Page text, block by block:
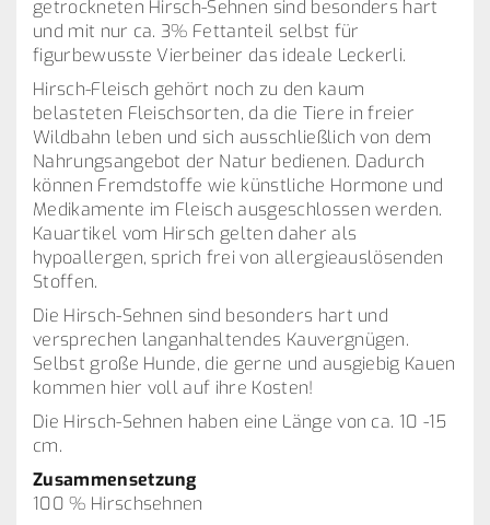
getrockneten Hirsch-Sehnen sind besonders hart
und mit nur ca. 3% Fettanteil selbst für
figurbewusste Vierbeiner das ideale Leckerli.
Hirsch-Fleisch gehört noch zu den kaum
belasteten Fleischsorten, da die Tiere in freier
Wildbahn leben und sich ausschließlich von dem
Nahrungsangebot der Natur bedienen. Dadurch
können Fremdstoffe wie künstliche Hormone und
Medikamente im Fleisch ausgeschlossen werden.
Kauartikel vom Hirsch gelten daher als
hypoallergen, sprich frei von allergieauslösenden
Stoffen.
Die Hirsch-Sehnen sind besonders hart und
versprechen langanhaltendes Kauvergnügen.
Selbst große Hunde, die gerne und ausgiebig Kauen
kommen hier voll auf ihre Kosten!
Die Hirsch-Sehnen haben eine Länge von ca. 10 -15
cm.
Zusammensetzung
100 % Hirschsehnen